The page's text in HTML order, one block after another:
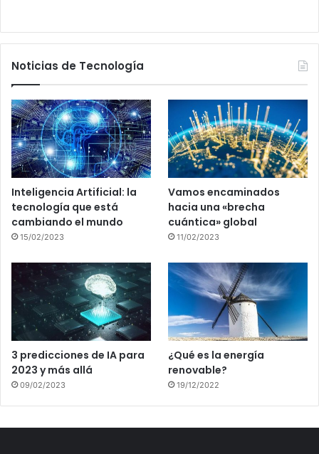
Noticias de Tecnología
Inteligencia Artificial: la
tecnología que está
cambiando el mundo
15/02/2023
Vamos encaminados
hacia una «brecha
cuántica» global
11/02/2023
3 predicciones de IA para
2023 y más allá
09/02/2023
¿Qué es la energía
renovable?
19/12/2022